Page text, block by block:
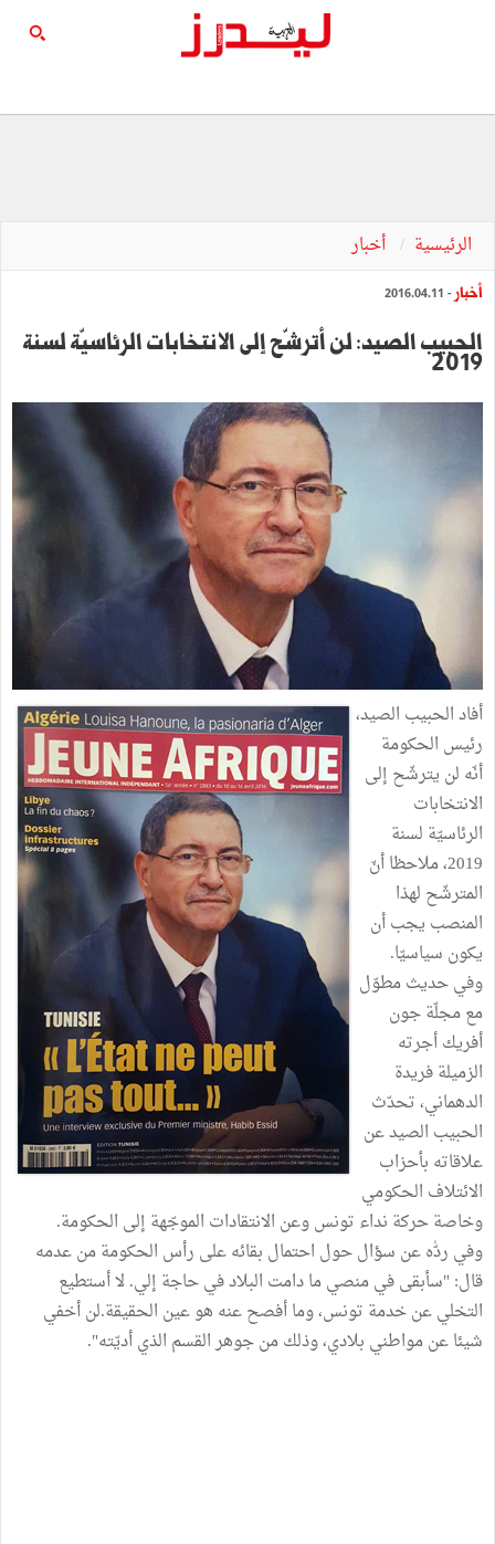
الرئيسية أخبار
أخبار - 2016.04.11
الحبيب الصيد: لن أترشّح إلى الانتخابات الرئاسيّة لسنة
2019
أفاد الحبيب الصيد،
رئيس الحكومة
أنّه لن يترشّح إلى
الانتخابات
الرئاسيّة لسنة
2019، ملاحظا أنّ
المترشّح لهذا
المنصب يجب أن
يكون سياسيّا.
وفي حديث مطوّل
مع مجلّة جون
أفريك أجرته
الزميلة فريدة
الدهماني، تحدّث
الحبيب الصيد عن
علاقاته بأحزاب
الائتلاف الحكومي
وخاصة حركة نداء تونس وعن الانتقادات الموجّهة إلى الحكومة.
وفي ردّٰه عن سؤال حول احتمال بقائه على رأس الحكومة من عدمه
قال: "سأبقى في منصي ما دامت البلاد في حاجة إلي. لا أستطيع
التخلي عن خدمة تونس، وما أفصح عنه هو عين الحقيقة.لن أخفي
شيئا عن مواطني بلادي، وذلك من جوهر القسم الذي أديّته".